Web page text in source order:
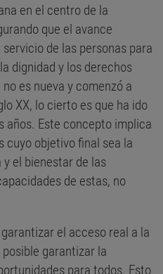
en el centro de la
que el avance
de las personas para
dignidad y los derechos
es nueva y comenzó a
XX, lo cierto es que ha ido
años. Este concepto implica
cuyo objetivo final sea la
el bienestar de las
de estas, no
el acceso real a la
garantizar la
para todos. Esto